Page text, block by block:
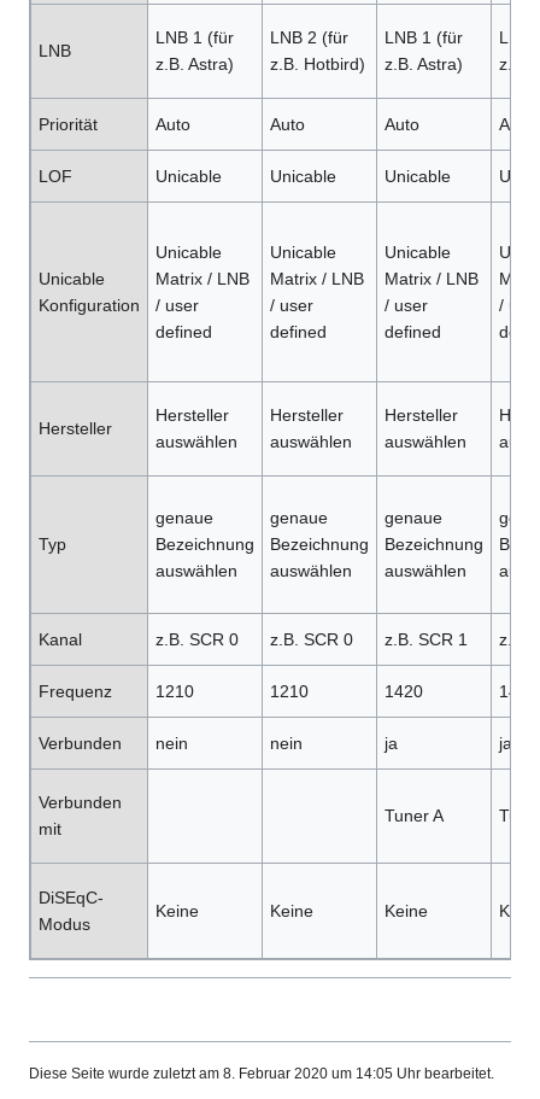
LNB
LNB 1 (für
z.B. Astra)
LNB 2 (für
z.B. Hotbird)
LNB 1 (für
z.B. Astra)
LNB
z.B.
Priorität Auto Auto Auto Auto
LOF Unicable Unicable Unicable
Unicable
Konfiguration
Unicable
Matrix / LNB
/ user
defined
Unicable
Matrix / LNB
/ user
defined
Unicable
Matrix / LNB
/ user
defined
/
Hersteller
Hersteller
auswählen
Hersteller
auswählen
Hersteller
auswählen
Typ
genaue
Bezeichnung
auswählen
genaue
Bezeichnung
auswählen
genaue
Bezeichnung
auswählen
Kanal z.B. SCR 0 z.B. SCR 0 z.B. SCR 1 z.B.
Frequenz 1210 1210 1420 1420
Verbunden nein nein ja ja
Verbunden
mit
Tuner A
DiSEqC-
Modus
Keine Keine Keine
Diese Seite wurde zuletzt am 8. Februar 2020 um 14:05 Uhr bearbeitet.